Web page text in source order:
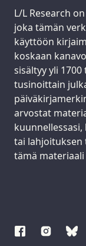
Support us:
L/L Research
joka tämän
käyttöön
koskaan
sisältyy yli
tusinoittain
arvostat
tai lahjoituksen
tämä